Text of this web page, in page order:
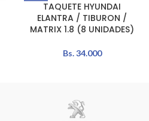
TAQUETE HYUNDAI
ELANTRA / TIBURON /
MATRIX 1.8 (8 UNIDADES)
Bs.34.000